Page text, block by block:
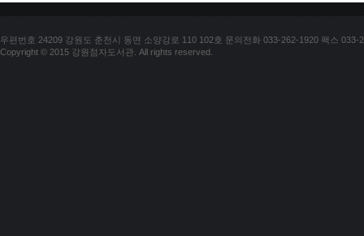
우편번호 24209 강원도 춘천시 동면 소양강로 110 102호 문의전화 033-262-1920 팩스 033-
Copyright © 2015 강원점자도서관. All rights reserved.